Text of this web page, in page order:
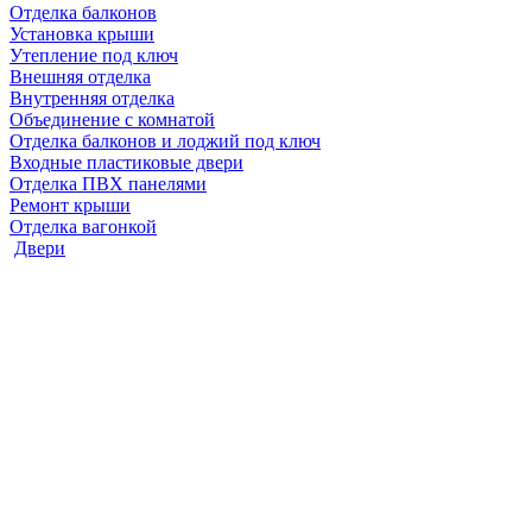
Отделка балконов
Установка крыши
Утепление под ключ
Внешняя отделка
Внутренняя отделка
Объединение с комнатой
Отделка балконов и лоджий под ключ
Входные пластиковые двери
Отделка ПВХ панелями
Ремонт крыши
Отделка вагонкой
Двери